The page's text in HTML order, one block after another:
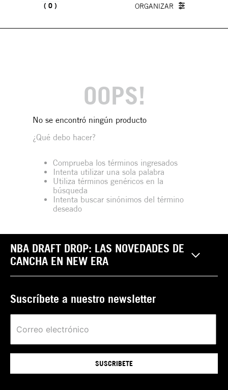
0
OOPS!
No se encontró ningún producto
¿Qué debo hacer?
Comprueba los términos ingresados
Intenta utilizar una sola palabra
Utiliza términos genéricos en la
búsqueda
Intenta buscar sinónimos del término
deseado
NBA DRAFT DROP: LAS NOVEDADES DE
CANCHA EN NEW ERA
Suscríbete a nuestro newsletter
SUSCRIBETE